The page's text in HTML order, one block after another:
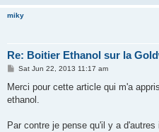
miky
Re: Boitier Ethanol sur la
P
s
Sat Jun 22, 2013 11:17 am
Merci pour cette article qui m'a
ethanol.
Par contre je pense qu'il y a